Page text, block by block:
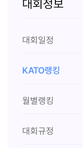
대회정보
대회일정
KATO랭킹
월별랭킹
대회규정